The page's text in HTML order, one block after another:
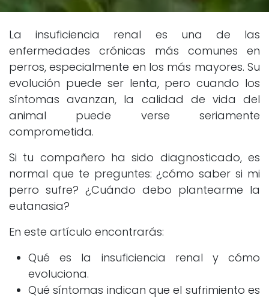
La insuficiencia renal es una de las
enfermedades crónicas más comunes en
perros, especialmente en los más mayores. Su
evolución puede ser lenta, pero cuando los
síntomas avanzan, la calidad de vida del
animal puede verse seriamente
comprometida.
Si tu compañero ha sido diagnosticado, es
normal que te preguntes: ¿cómo saber si mi
perro sufre? ¿Cuándo debo plantearme la
eutanasia?
En este artículo encontrarás:
Qué es la insuficiencia renal y cómo
evoluciona.
Qué síntomas indican que el sufrimiento es